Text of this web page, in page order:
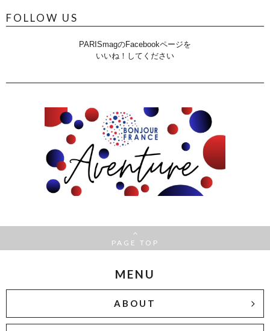
FOLLOW US
PARISmagのFacebookページを
いいね！してください
PAGE TOP
MENU
ABOUT